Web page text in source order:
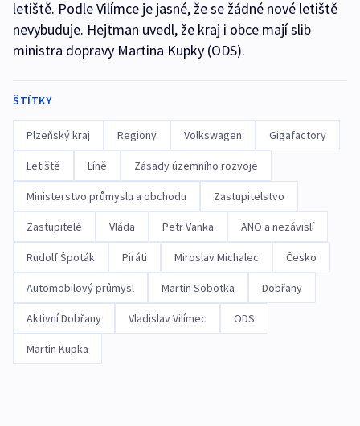
letiště. Podle Vilímce je jasné, že se žádné nové letiště
nevybuduje. Hejtman uvedl, že kraj i obce mají slib
ministra dopravy Martina Kupky (ODS).
ŠTÍTKY
Plzeňský kraj Regiony Volkswagen Gigafactory
Letiště Líně Zásady územního rozvoje
Ministerstvo průmyslu a obchodu Zastupitelstvo
Zastupitelé Vláda Petr Vanka ANO a nezávislí
Rudolf Špoták Piráti Miroslav Michalec Česko
Automobilový průmysl Martin Sobotka Dobřany
Aktivní Dobřany Vladislav Vilímec ODS
Martin Kupka